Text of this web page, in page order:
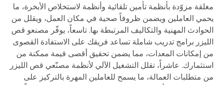
مغلقة مزوّدة بأنظمة تأمين تلقائية وأنظمة لاستخلاص الأبخرة، ما
يحمي العاملين ويضمن ظروفاً صحية في مكان العمل، ويقلل من
الحوادث المهنية والتكاليف المرتبطة بها. تاسعاً، يوفّر مصنعو قص
الليزر برامج تدريب شاملة تساعد فريقك على الاستفادة القصوى
من إمكانات المعدات، مما يضمن تحقيق أقصى قيمة ممكنة من
استثمارك. عاشراً، تقلل التشغيل الآلي لأنظمة مصنّعي قص الليزر
من متطلبات العمالة، ما يسمح للعاملين المهرة بالتركيز على